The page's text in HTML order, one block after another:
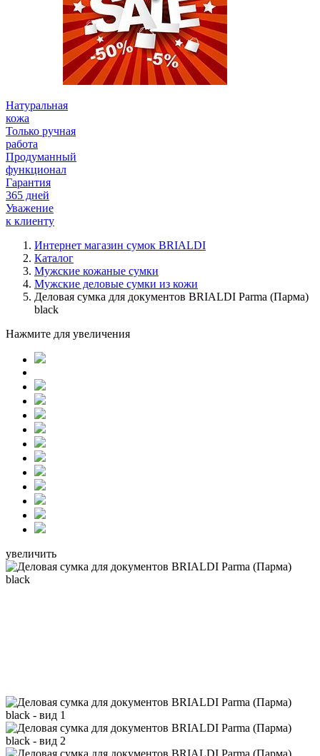
Натуральная
кожа
Только ручная
работа
Продуманный
функционал
Гарантия
365 дней
Уважение
к клиенту
Интернет магазин сумок BRIALDI
Каталог
Мужские кожаные сумки
Мужские деловые сумки из кожи
Деловая сумка для документов BRIALDI Parma (Парма)
black
Нажмите для увеличения
увеличить